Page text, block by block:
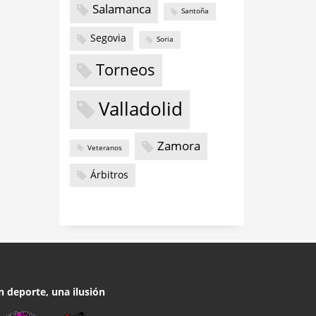
Salamanca Santoña
Segovia Soria
Torneos
Valladolid
Veteranos Zamora
Árbitros
deporte, una ilusión